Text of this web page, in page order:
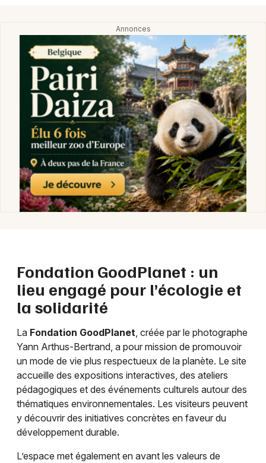
Concerts
Sports
Soirées
Sorties famille
Expos
Sorties & loisirs
Artistes en tournée
Actus à Paris
Magazine à Paris
Nice
Strasbourg
Toulouse
Toutes les villes
Fondation GoodPlanet : un
lieu engagé pour l’écologie et
la solidarité
La Fondation GoodPlanet, créée par le photographe
Yann Arthus-Bertrand, a pour mission de promouvoir
un mode de vie plus respectueux de la planète. Le site
accueille des expositions interactives, des ateliers
pédagogiques et des événements culturels autour des
thématiques environnementales. Les visiteurs peuvent
y découvrir des initiatives concrètes en faveur du
développement durable.
L’espace met également en avant les valeurs de